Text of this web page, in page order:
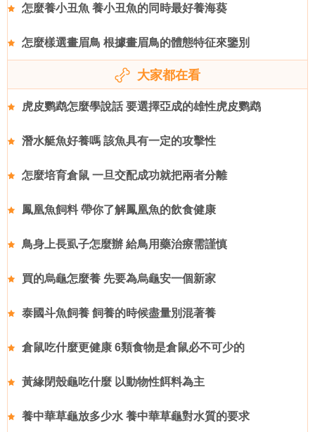
怎麼養小丑魚 養小丑魚的同時最好養海葵
怎麼樣選畫眉鳥 根據畫眉鳥的體態特征來鑒別
大家都在看
虎皮鹦鹉怎麼學說話 要選擇亞成的雄性虎皮鹦鹉
潛水艇魚好養嗎 該魚具有一定的攻擊性
怎麼培育倉鼠 一旦交配成功就把兩者分離
鳳凰魚飼料 帶你了解鳳凰魚的飲食健康
鳥身上長虱子怎麼辦 給鳥用藥治療需謹慎
買的烏龜怎麼養 先要為烏龜安一個新家
泰國斗魚飼養 飼養的時候盡量別混著養
倉鼠吃什麼更健康 6類食物是倉鼠必不可少的
黃緣閉殼龜吃什麼 以動物性餌料為主
養中華草龜放多少水 養中華草龜對水質的要求